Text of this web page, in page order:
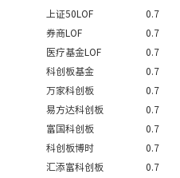
上证50LOF
0.7
券商LOF
0.7
医疗基金LOF
0.7
科创板基金
0.7
万家科创板
0.7
易方达科创板
0.7
富国科创板
0.7
科创板博时
0.7
汇添富科创板
0.7